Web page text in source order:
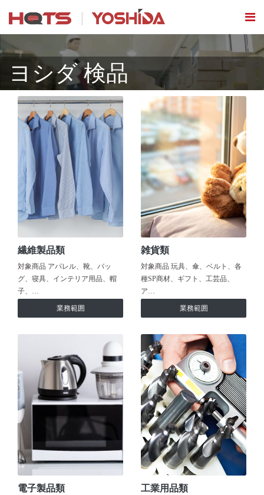
ヨシダ 検品
繊維製品類
対象商品 アパレル、靴、バッ
グ、寝具、インテリア用品、帽
子、…
業務範囲
雑貨類
対象商品 玩具、傘、ベルト、各
種SP商材、ギフト、工芸品、
ア…
業務範囲
電子製品類 工業用品類